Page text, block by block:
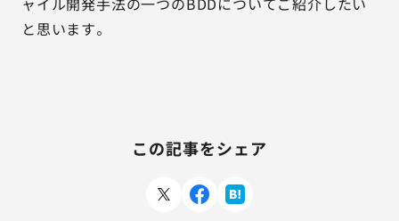
と思います。
この記事をシェア